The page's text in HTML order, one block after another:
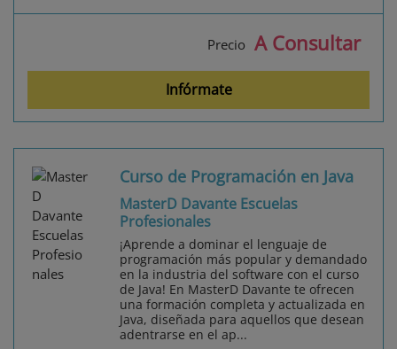
Precio A Consultar
Infórmate
Curso de Programación en Java
MasterD Davante Escuelas
Profesionales
¡Aprende a dominar el lenguaje de
programación más popular y demandado
en la industria del software con el curso
de Java! En MasterD Davante te ofrecen
una formación completa y actualizada en
Java, diseñada para aquellos que desean
adentrarse en el ap...